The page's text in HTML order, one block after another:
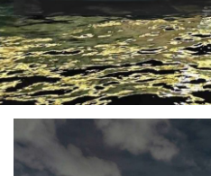
JPN ญี่ปุ่น 71
KAZ คาซัคสถาน 19
KGZ คีร์กีซสถาน 4
LBN เลบานอน 0
MDV มัลดีฟส์
MMR เมียนมาร์
BLR เบลารุส 0
HRV โครเอเชีย 3
CZE เช็ก 0
FRO หมู่เกาะแฟโร
GEO จอร์เจีย
ตูนีเซีย - Tunisia 1
ทัวร์ อันซีน ประเทศแปลก 32
เอธิโอเปีย - Ethiopia 0